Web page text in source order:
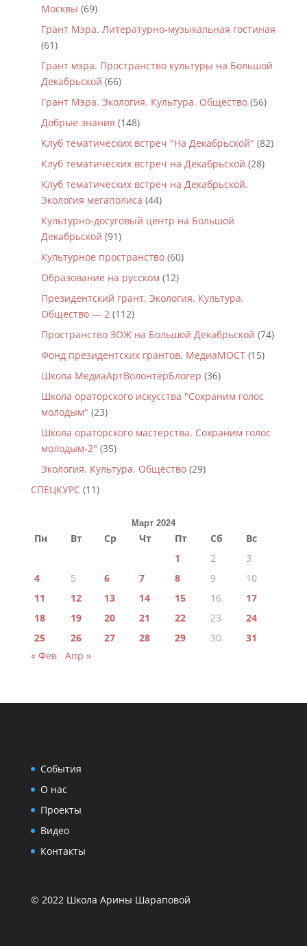
Москвы (69)
Грант Мэра. Литературно-музыкальная гостиная
(61)
Грант мэра. Пространство культуры на Большой
Декабрьской (66)
Грант Мэра. Экология. Культура. Общество(56)
Добрые знания (148)
Клуб тематических встреч "На Декабрьской" (82)
Клуб тематических встреч на Декабрьской (28)
Клуб тематических встреч на Декабрьской.
Экология мегаполиса (44)
Культурно-досуговый центр на Большой
Декабрьской (91)
Культурное пространство(60)
Образование на русском (12)
Президентский грант. Экология. Культура.
Общество — 2(112)
Пространство ЗОЖ на Большой Декабрьской (74)
Фонд президентских грантов. МедиаМОСТ(15)
Школа МедиаАртВолонтёрБлогер (36)
Школа ораторского искусства "Сохраним голос
молодым" (23)
Школа ораторского мастерства. Сохраним голос
молодым-2" (35)
Экология. Культура. Общество(29)
СПЕЦКУРС(11)
Март 2024
Пн Вт Ср Чт Пт Сб
Вс
1
2
3
4
5 6 7 8 9
10
11
12 13 14 15 16
17
18
19 20 21 22 23
24
25
26 27 28 29 30
31
« Фев
Апр »
События
О нас
Проекты
Видео
Контакты
© 2022 Школа Арины Шараповой